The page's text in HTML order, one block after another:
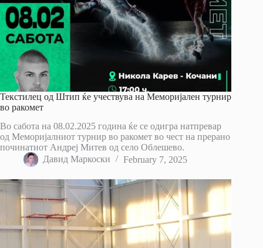
Текстилец од Штип ќе учествува на Меморијален турнир
во ракомет
Во сабота на 08.02.2025 година ќе се одигра натпревар
од Меморијалниот турнир во ракомет во чест на прерано
починатиот Андреј Митев од село Облешево.
Давид Маркоски
February 7, 2025